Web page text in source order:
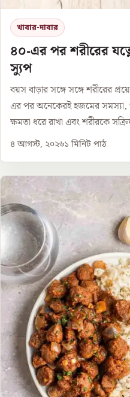
খাবার-দাবার
৪০-এর পর শরীরের
স্যুপ
বয়স বাড়ার সঙ্গে সঙ্গে শরীরের
এর পর অনেকেরই হজমের সমস্যা,
ক্ষমতা ধরে রাখা এবং শরীরকে
৪ আগস্ট, ২০২৬১ মিনিট পাঠ